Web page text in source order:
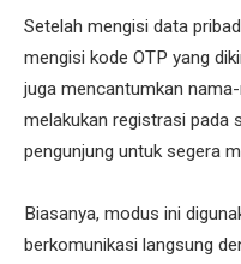
Setelah mengisi data
mengisi kode OTP yang
juga mencantumkan
melakukan registrasi pada
pengunjung untuk segera
Biasanya, modus ini
berkomunikasi langsung